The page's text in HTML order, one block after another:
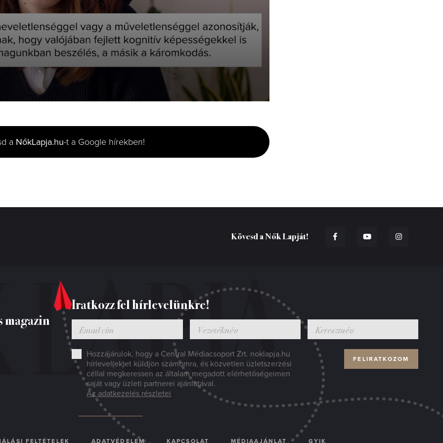
a NőkLapja.hu-t a Google hírekben!
Kövesd a Nők Lapját!
Iratkozz fel hírlevelünkre!
Hozzájárulok, hogy a Central Médiacsoport Zrt. noklapja.hu
hírlevel(ek)et küldjön számomra, és közvetlen üzletszerzési
céllal megkeressen az általam megadott elérhetőségeimen
saját vagy üzleti partnerei ajánlatával.
Az adatkezelés részletei
FELTÉTELEK ADATVÉDELEM KAPCSOLAT MÉDIAAJÁNLAT GYIK